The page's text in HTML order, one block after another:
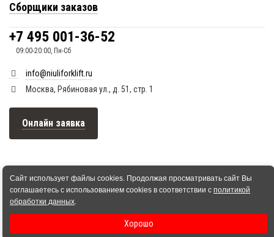
Сборщики заказов
+7 495 001-36-52
09:00-20:00, Пн-Сб
info@niuliforklift.ru
Москва, Рябиновая ул., д. 51, стр. 1
Онлайн заявка
Сайт использует файлы cookies. Продолжая просматривать сайт Вы
соглашаетесь с использованием cookies в соответствии с политикой
обработки данных.
Хорошо